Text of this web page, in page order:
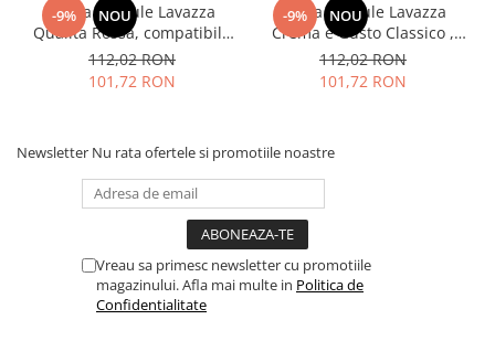
-9% NOU
Cafea capsule Lavazza
Qualita Rossa, compatibile
Nespresso, 80 buc
112,02 RON
101,72 RON
-9% NOU
Cafea capsule Lavazza
Crema e Gusto Classico ,
compatibile Nespresso, 80
buc
112,02 RON
101,72 RON
Newsletter Nu rata ofertele si promotiile noastre
Vreau sa primesc newsletter cu promotiile
magazinului. Afla mai multe in Politica de
Confidentialitate